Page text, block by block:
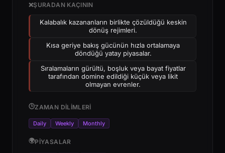
❌ŞURADAN KAÇININ
Kalabalık kazananların birlikte çözüldüğü keskin
dönüş rejimleri.
Kısa geriye bakış gücünün hızla ortalamaya
döndüğü yatay piyasalar.
Sıralamaların gürültü, boşluk veya bayat fiyatlar
tarafından domine edildiği küçük veya likit
olmayan evrenler.
🕒ZAMAN DILIMLERI
Daily Weekly Monthly
🌍PIYASALAR